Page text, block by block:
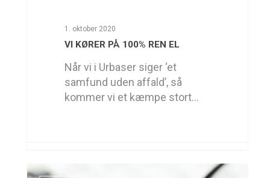
1. oktober 2020
VI KØRER PÅ 100% REN EL
Når vi i Urbaser siger ‘et
samfund uden affald’, så
kommer vi et kæmpe stort…